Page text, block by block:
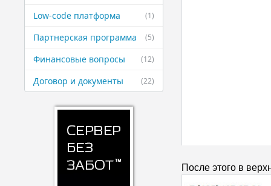
(1)
Low-code платформа
(5)
Партнерская ​программа
(12)
Финансовые ​вопросы
(22)
Договор и ​документы
После этого в